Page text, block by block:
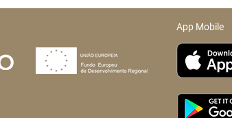
App Mobile